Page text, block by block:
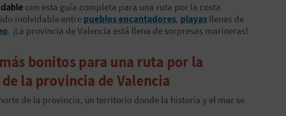
con esta guía completa para una ruta por la costa
inolvidable entre pueblos encantadores, playas llenas de
. ¡La provincia de Valencia está llena de sorpresas marineras!
bonitos para una ruta por la
la provincia de Valencia
de la provincia, un territorio donde la historia y el mar se